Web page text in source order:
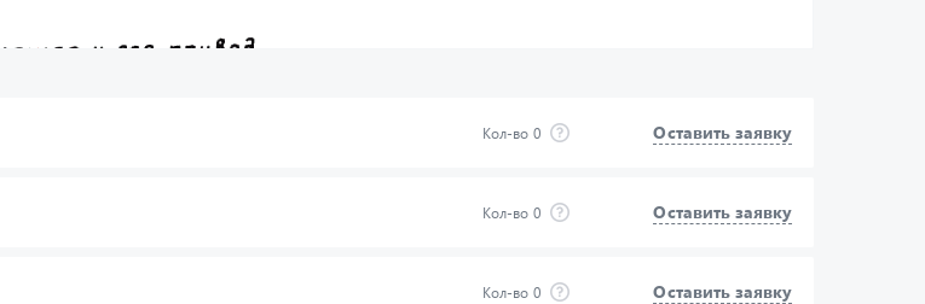
Кол-во 0 Оставить заявку
Кол-во 0 Оставить заявку
Кол-во 0 Оставить заявку